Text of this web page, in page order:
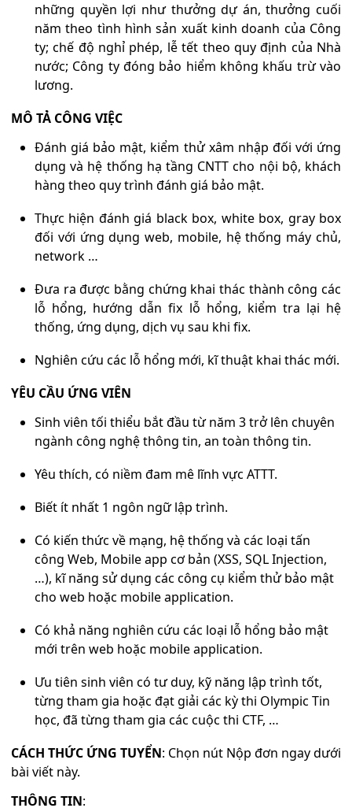
những quyền lợi như thưởng dự án, thưởng cuối
năm theo tình hình sản xuất kinh doanh của Công
ty; chế độ nghỉ phép, lễ tết theo quy định của Nhà
nước; Công ty đóng bảo hiểm không khấu trừ vào
lương.
MÔ TẢ CÔNG VIỆC
Đánh giá bảo mật, kiểm thử xâm nhập đối với ứng
dụng và hệ thống hạ tầng CNTT cho nội bộ, khách
hàng theo quy trình đánh giá bảo mật.
Thực hiện đánh giá black box, white box, gray box
đối với ứng dụng web, mobile, hệ thống máy chủ,
network …
Đưa ra được bằng chứng khai thác thành công các
lỗ hổng, hướng dẫn fix lỗ hổng, kiểm tra lại hệ
thống, ứng dụng, dịch vụ sau khi fix.
Nghiên cứu các lỗ hổng mới, kĩ thuật khai thác mới.
YÊU CẦU ỨNG VIÊN
Sinh viên tối thiểu bắt đầu từ năm 3 trở lên chuyên
ngành công nghệ thông tin, an toàn thông tin.
Yêu thích, có niềm đam mê lĩnh vực ATTT.
Biết ít nhất 1 ngôn ngữ lập trình.
Có kiến thức về mạng, hệ thống và các loại tấn
công Web, Mobile app cơ bản (XSS, SQL Injection,
…), kĩ năng sử dụng các công cụ kiểm thử bảo mật
cho web hoặc mobile application.
Có khả năng nghiên cứu các loại lỗ hổng bảo mật
mới trên web hoặc mobile application.
Ưu tiên sinh viên có tư duy, kỹ năng lập trình tốt,
từng tham gia hoặc đạt giải các kỳ thi Olympic Tin
học, đã từng tham gia các cuộc thi CTF, …
CÁCH THỨC ỨNG TUYỂN: Chọn nút Nộp đơn ngay dưới
bài viết này.
THÔNG TIN: